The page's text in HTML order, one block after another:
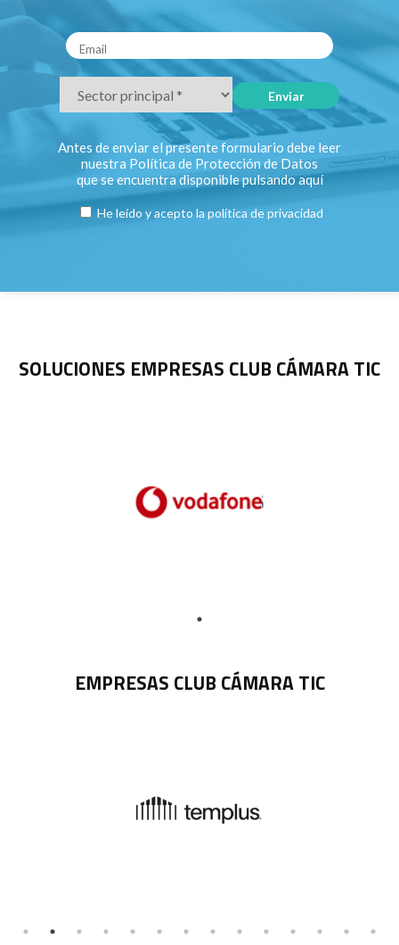
Antes de enviar el presente formulario debe leer
nuestra Política de Protección de Datos
que se encuentra disponible pulsandoaquí
He leído y acepto la política de privacidad
SOLUCIONES EMPRESAS CLUB CÁMARA TIC
EMPRESAS CLUB CÁMARA TIC